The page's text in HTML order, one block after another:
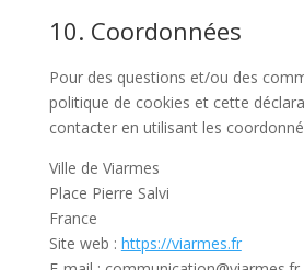
10. Coordonnées
Pour des questions et/ou des
politique de cookies et cette
contacter en utilisant les
Ville de Viarmes
Place Pierre Salvi
France
Site web : https://viarmes.fr